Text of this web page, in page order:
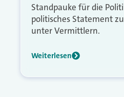
Standpauke für die
politisches Statement
unter Vermittlern.
Weiterlesen